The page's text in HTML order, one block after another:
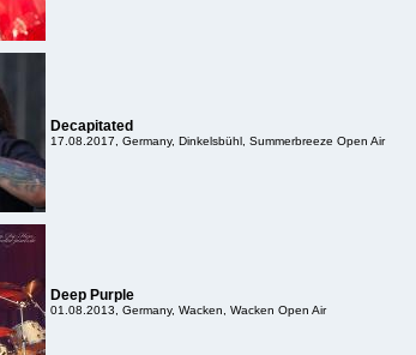
Decapitated
17.08.2017, Germany, Dinkelsbühl, Summerbreeze Open Air
Deep Purple
01.08.2013, Germany, Wacken, Wacken Open Air